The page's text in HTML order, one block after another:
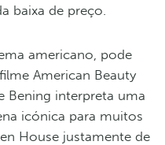
baixa de preço.
americano, pode
American Beauty
Bening interpreta uma
icónica para muitos
House justamente de